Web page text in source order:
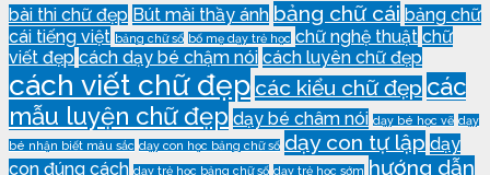
bài thi chữ đẹp Bút mài thầy ánh bảng chữ cái bảng chữ
cái tiếng việt bảng chữ số bố mẹ dạy trẻ học chữ nghệ thuật chữ
viết đẹp cách dạy bé chậm nói cách luyên chữ đẹp
cách viết chữ đẹp các kiểu chữ đẹp các
mẫu luyện chữ đẹp dạy bé châm nói dạy bé học vẽ dạy
bé nhận biết màu sắc dạy con học bảng chữ số dạy con tự lập dạy
con đúng cách dạy trẻ học bảng chữ số dạy trẻ học sớm hướng dẫn